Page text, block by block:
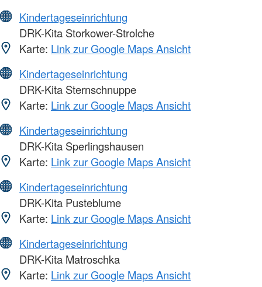
Kindertageseinrichtung
DRK-Kita Storkower-Strolche
Karte: Link zur Google Maps Ansicht
Kindertageseinrichtung
DRK-Kita Sternschnuppe
Karte: Link zur Google Maps Ansicht
Kindertageseinrichtung
DRK-Kita Sperlingshausen
Karte: Link zur Google Maps Ansicht
Kindertageseinrichtung
DRK-Kita Pusteblume
Karte: Link zur Google Maps Ansicht
Kindertageseinrichtung
DRK-Kita Matroschka
Karte: Link zur Google Maps Ansicht